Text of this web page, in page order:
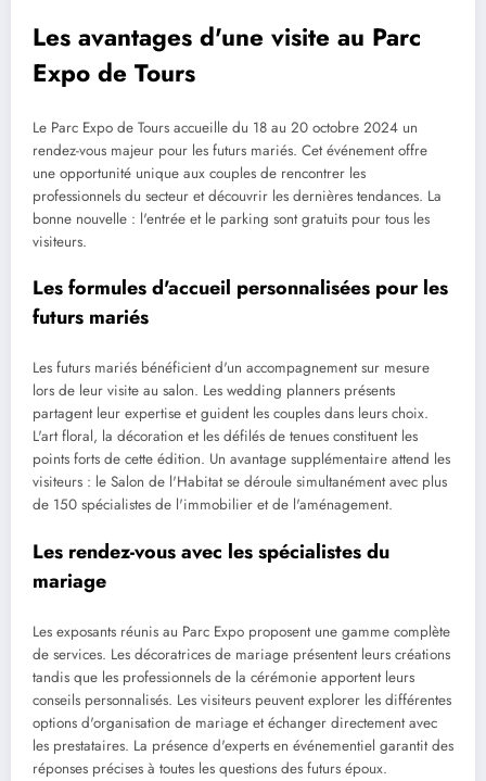
Les avantages d'une visite au Parc
Expo de Tours
Le Parc Expo de Tours accueille du 18 au 20 octobre 2024 un
rendez-vous majeur pour les futurs mariés. Cet événement offre
une opportunité unique aux couples de rencontrer les
professionnels du secteur et découvrir les dernières tendances. La
bonne nouvelle : l'entrée et le parking sont gratuits pour tous les
visiteurs.
Les formules d'accueil personnalisées pour les
futurs mariés
Les futurs mariés bénéficient d'un accompagnement sur mesure
lors de leur visite au salon. Les wedding planners présents
partagent leur expertise et guident les couples dans leurs choix.
L'art floral, la décoration et les défilés de tenues constituent les
points forts de cette édition. Un avantage supplémentaire attend les
visiteurs : le Salon de l'Habitat se déroule simultanément avec plus
de 150 spécialistes de l'immobilier et de l'aménagement.
Les rendez-vous avec les spécialistes du
mariage
Les exposants réunis au Parc Expo proposent une gamme complète
de services. Les décoratrices de mariage présentent leurs créations
tandis que les professionnels de la cérémonie apportent leurs
conseils personnalisés. Les visiteurs peuvent explorer les différentes
options d'organisation de mariage et échanger directement avec
les prestataires. La présence d'experts en événementiel garantit des
réponses précises à toutes les questions des futurs époux.